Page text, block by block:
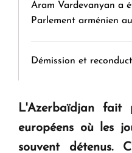
Aram Vardevanyan a
Parlement arménien
Démission et
Tamara Stepanyan : «
guerre, on est tous
L'Azerbaïdjan fait
européens où les
souvent détenus.